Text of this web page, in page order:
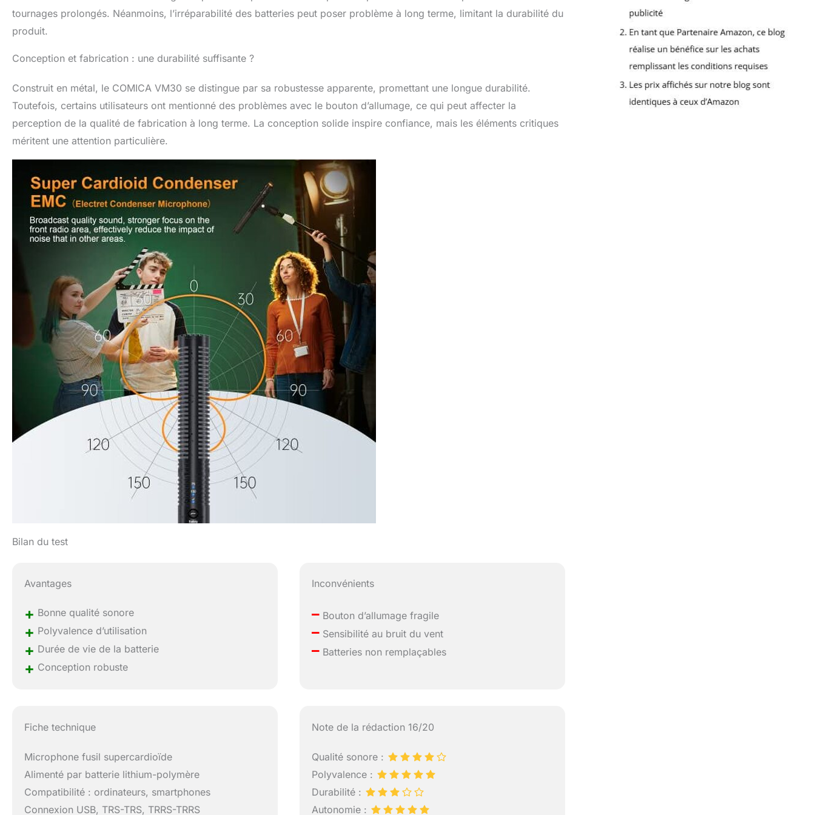
tournages prolongés. Néanmoins, l’irréparabilité des batteries peut poser problème à long terme, limitant la durabilité du
produit.
Conception et fabrication : une durabilité suffisante ?
Construit en métal, le COMICA VM30 se distingue par sa robustesse apparente, promettant une longue durabilité.
Toutefois, certains utilisateurs ont mentionné des problèmes avec le bouton d’allumage, ce qui peut affecter la
perception de la qualité de fabrication à long terme. La conception solide inspire confiance, mais les éléments critiques
méritent une attention particulière.
Bilan du test
Avantages
+ Bonne qualité sonore
+ Polyvalence d’utilisation
+ Durée de vie de la batterie
+ Conception robuste
Inconvénients
– Bouton d’allumage fragile
– Sensibilité au bruit du vent
– Batteries non remplaçables
Fiche technique
Microphone fusil supercardioïde
Alimenté par batterie lithium-polymère
Compatibilité : ordinateurs, smartphones
Connexion USB, TRS-TRS, TRRS-TRRS
Note de la rédaction 16/20
Qualité sonore :
Polyvalence :
Durabilité :
Autonomie :